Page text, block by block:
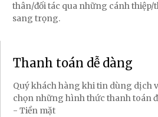
thân/đối tác qua những cánh
sang trọng.
Thanh toán dễ dàng
Quý khách hàng khi tin dùng dịch
chọn những hình thức thanh toán
- Tiền mặt